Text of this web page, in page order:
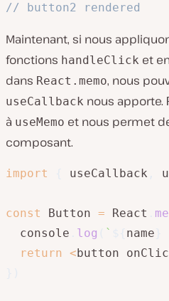
// button2 rendered
Maintenant, si nous
fonctions handleClick et
dans React.memo, nous
useCallback nous apporte.
à useMemo et nous permet
composant.
import useCallback
const Button = React
  console
log ` name
return <button